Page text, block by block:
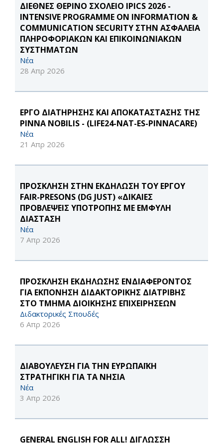
ΔΙΕΘΝΕΣ ΘΕΡΙΝΟ ΣΧΟΛΕΙΟ IPICS 2026 -
INTENSIVE PROGRAMME ON INFORMATION &
COMMUNICATION SECURITY ΣΤΗΝ ΑΣΦΑΛΕΙΑ
ΠΛΗΡΟΦΟΡΙΑΚΩΝ ΚΑΙ ΕΠΙΚΟΙΝΩΝΙΑΚΩΝ
ΣΥΣΤΗΜΑΤΩΝ
Νέα
28 Απρ 2026
ΕΡΓΟ ΔΙΑΤΗΡΗΣΗΣ ΚΑΙ ΑΠΟΚΑΤΑΣΤΑΣΗΣ ΤΗΣ
PINNA NOBILIS - (LIFE24-NAT-ES-PINNACARE)
Νέα
21 Απρ 2026
ΠΡΟΣΚΛΗΣΗ ΣΤΗΝ ΕΚΔΗΛΩΣΗ ΤΟΥ ΕΡΓΟΥ
FAIR-PRESONS (DG JUST) «ΔΙΚΑΙΕΣ
ΠΡΟΒΛΕΨΕΙΣ ΥΠΟΤΡΟΠΗΣ ΜΕ ΕΜΦΥΛΗ
ΔΙΑΣΤΑΣΗ
Νέα
7 Απρ 2026
ΠΡΟΣΚΛΗΣΗ ΕΚΔΗΛΩΣΗΣ ΕΝΔΙΑΦΕΡΟΝΤΟΣ
ΓΙΑ ΕΚΠΟΝΗΣΗ ΔΙΔΑΚΤΟΡΙΚΗΣ ΔΙΑΤΡΙΒΗΣ
ΣΤΟ ΤΜΗΜΑ ΔΙΟΙΚΗΣΗΣ ΕΠΙΧΕΙΡΗΣΕΩΝ
Διδακτορικές Σπουδές
6 Απρ 2026
ΔΙΑΒΟΥΛΕΥΣΗ ΓΙΑ ΤΗΝ ΕΥΡΩΠΑΪΚΗ
ΣΤΡΑΤΗΓΙΚΗ ΓΙΑ ΤΑ ΝΗΣΙΑ
Νέα
3 Απρ 2026
GENERAL ENGLISH FOR ALL! ΔΙΓΛΩΣΣΗ